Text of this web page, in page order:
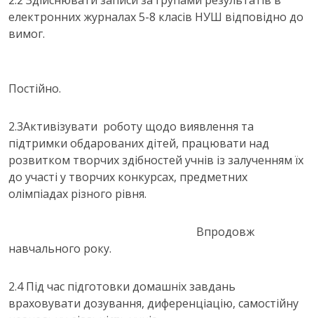
електронних журналах 5-8 класів НУШ відповідно до
вимог.
Постійно.
2.3Активізувати роботу щодо виявлення та
підтримки обдарованих дітей, працювати над
розвитком творчих здібностей учнів із залученням їх
до участі у творчих конкурсах, предметних
олімпіадах різного рівня.
Впродовж
навчального року.
2.4 Під час підготовки домашніх завдань
враховувати дозування, диференціацію, самостійну